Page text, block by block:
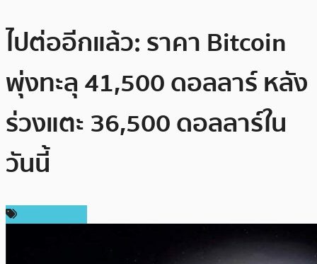
ไปต่ออีกแล้ว: ราคา Bitcoin
พุ่งทะลุ 41,500 ดอลลาร์ หลัง
ร่วงแตะ 36,500 ดอลลาร์ใน
วันนี้